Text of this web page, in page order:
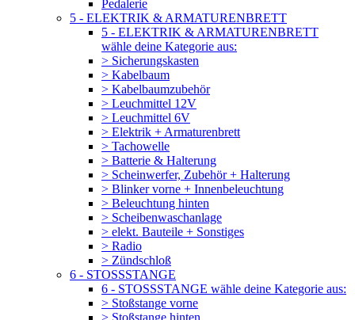
Pedalerie
5 - ELEKTRIK & ARMATURENBRETT
5 - ELEKTRIK & ARMATURENBRETT
wähle deine Kategorie aus:
> Sicherungskasten
> Kabelbaum
> Kabelbaumzubehör
> Leuchmittel 12V
> Leuchmittel 6V
> Elektrik + Armaturenbrett
> Tachowelle
> Batterie & Halterung
> Scheinwerfer, Zubehör + Halterung
> Blinker vorne + Innenbeleuchtung
> Beleuchtung hinten
> Scheibenwaschanlage
> elekt. Bauteile + Sonstiges
> Radio
> Zündschloß
6 - STOSSSTANGE
6 - STOSSSTANGE wähle deine Kategorie aus:
> Stoßstange vorne
> Stoßstange hinten